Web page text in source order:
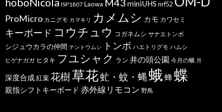
hoboNicola ISP1807 Laowa M43 miniUHS nrf52
ProMicro カニグモ カマキリ カメムシ カモ カワセミ
キーボード コウチュウ コガネムシ サナエトンボ
シジュウカラの仲間 テントウムシ トンボ ハエトリグモ ハムシ
ヒゲナガガ ヒタキ フユシャク ラン 井の頭公園 今月の蛾 月
深度合成紅葉花樹草花虻・蚊・蝿蛾 蜂 蝶
親指シフトキーボード 赤外線リモコン 野鳥